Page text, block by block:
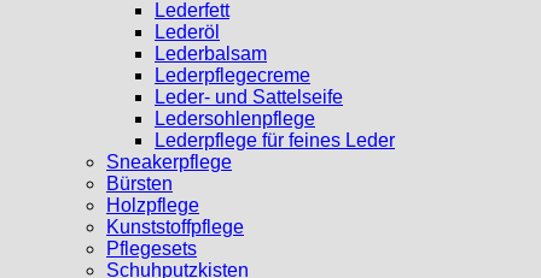
Lederfett
Lederöl
Lederbalsam
Lederpflegecreme
Leder- und Sattelseife
Ledersohlenpflege
Lederpflege für feines Leder
Sneakerpflege
Bürsten
Holzpflege
Kunststoffpflege
Pflegesets
Schuhputzkisten